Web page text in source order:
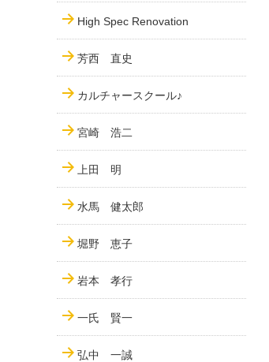
High Spec Renovation
芳西 直史
カルチャースクール♪
宮崎 浩二
上田 明
水馬 健太郎
堀野 恵子
岩本 孝行
一氏 賢一
弘中 一誠